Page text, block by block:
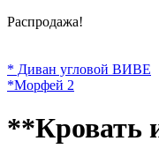
Распродажа!
* Диван угловой ВИВЕ
*Морфей 2
**Кровать